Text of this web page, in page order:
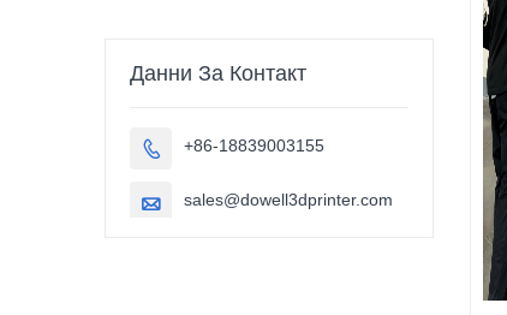
импресора 3d
Данни За Контакт
 +86-18839003155
 sales@dowell3dprinter.com